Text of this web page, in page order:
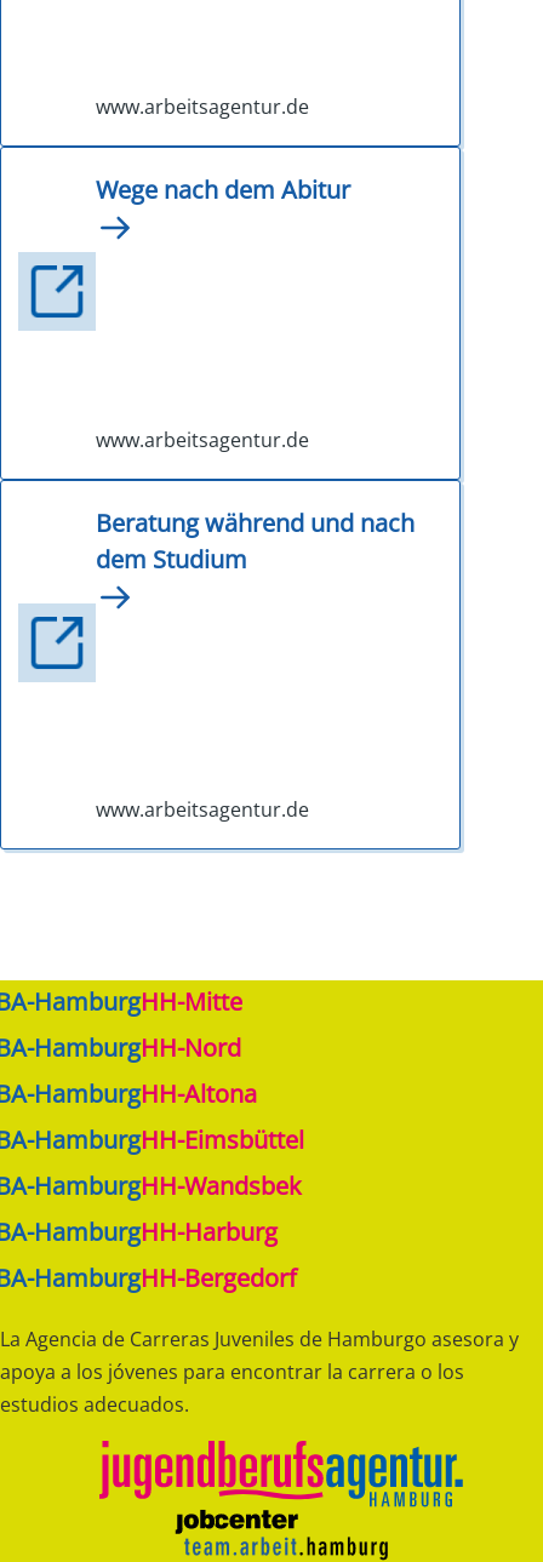
www.arbeitsagentur.de
Wege nach dem Abitur
www.arbeitsagentur.de
Beratung während und nach
dem Studium
www.arbeitsagentur.de
HamburgHH-Mitte
HamburgHH-Nord
HamburgHH-Altona
HamburgHH-Eimsbüttel
HamburgHH-Wandsbek
HamburgHH-Harburg
HamburgHH-Bergedorf
La Agencia de Carreras Juveniles de Hamburgo asesora y
apoya a los jóvenes para encontrar la carrera o los
estudios adecuados.